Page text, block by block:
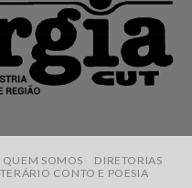
QUEM SOMOS
DIRETORIAS
CONTO E POESIA